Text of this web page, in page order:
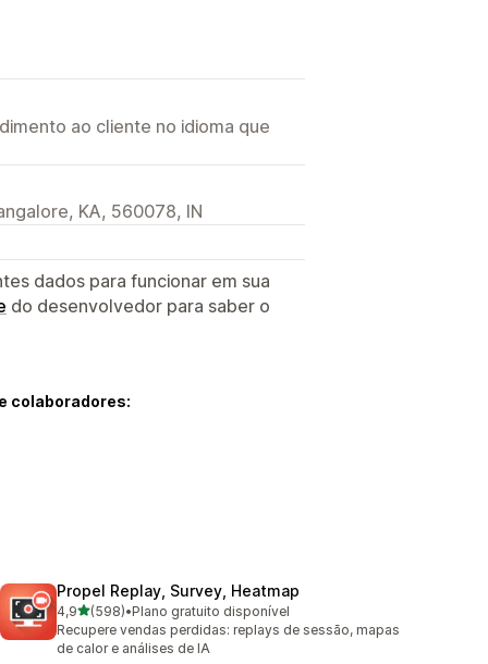
ao cliente no idioma que
KA, 560078, IN
dados para funcionar em sua
do desenvolvedor para saber o
colaboradores:
Propel Replay, Survey, Heatmap
4,9de 5 estrelas
(598)
598 avaliações ao todo
•Plano gratuito disponível
Recupere vendas perdidas: replays de sessão, mapas
de calor e análises de IA